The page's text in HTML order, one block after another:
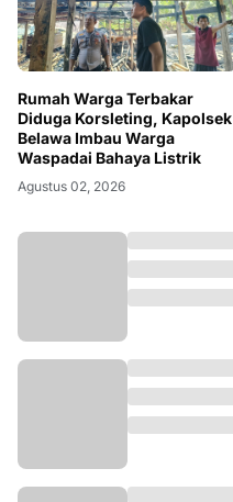
Rumah Warga Terbakar
Diduga Korsleting, Kapolsek
Belawa Imbau Warga
Waspadai Bahaya Listrik
Agustus 02, 2026